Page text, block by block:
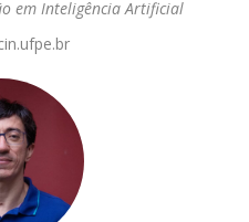
em Inteligência Artificial